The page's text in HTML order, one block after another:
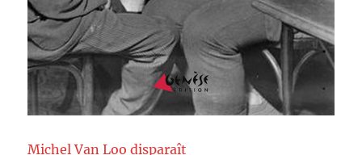
Michel Van Loo disparaît